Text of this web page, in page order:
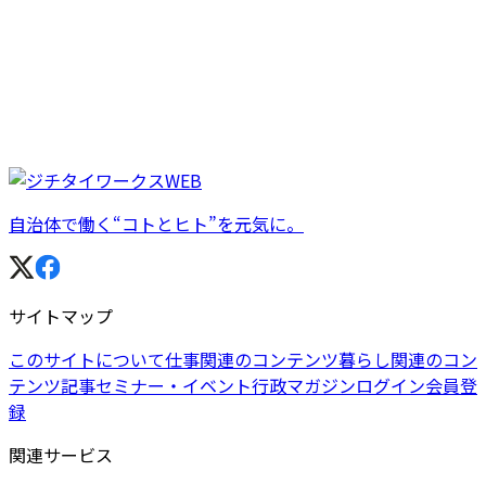
自治体で働く“コトとヒト”を元気に。
サイトマップ
このサイトについて仕事関連のコンテンツ暮らし関連のコン
テンツ記事セミナー・イベント行政マガジンログイン会員登
録
関連サービス